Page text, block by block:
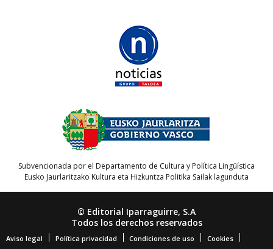
Subvencionada por el Departamento de Cultura y Política Lingüística
Eusko Jaurlaritzako Kultura eta Hizkuntza Politika Sailak lagunduta
© Editorial Iparraguirre, S.A
Todos los derechos reservados
Aviso legal Política privacidad Condiciones de uso Cookies